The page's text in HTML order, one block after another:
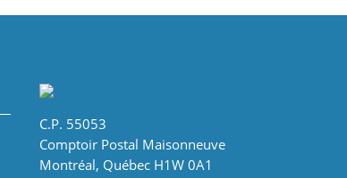
C.P. 55053
Comptoir Postal Maisonneuve
Montréal, Québec H1W 0A1